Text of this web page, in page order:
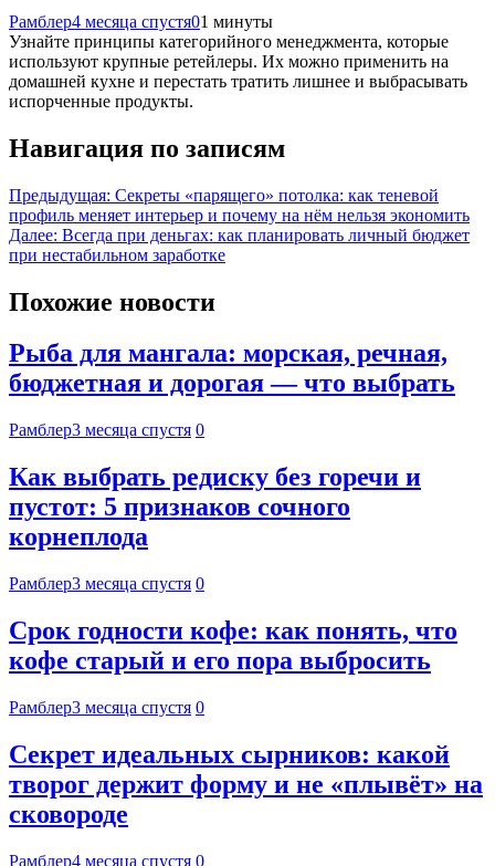
Рамблер4 месяца спустя01 минуты
Узнайте принципы категорийного менеджмента, которые
используют крупные ретейлеры. Их можно применить на
домашней кухне и перестать тратить лишнее и выбрасывать
испорченные продукты.
Навигация по записям
Предыдущая: Секреты «парящего» потолка: как теневой
профиль меняет интерьер и почему на нём нельзя экономить
Далее: Всегда при деньгах: как планировать личный бюджет
при нестабильном заработке
Похожие новости
Рыба для мангала: морская, речная,
бюджетная и дорогая — что выбрать
Рамблер3 месяца спустя 0
Как выбрать редиску без горечи и
пустот: 5 признаков сочного
корнеплода
Рамблер3 месяца спустя 0
Срок годности кофе: как понять, что
кофе старый и его пора выбросить
Рамблер3 месяца спустя 0
Секрет идеальных сырников: какой
творог держит форму и не «плывёт» на
сковороде
Рамблер4 месяца спустя 0